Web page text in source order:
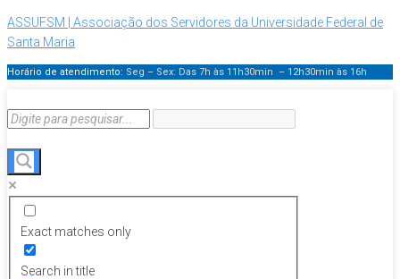
ASSUFSM | Associação dos Servidores da Universidade Federal de
Santa Maria
Horário de atendimento: Seg – Sex: Das 7h às 11h30min – 12h30min às 16h
Exact matches only
Search in title